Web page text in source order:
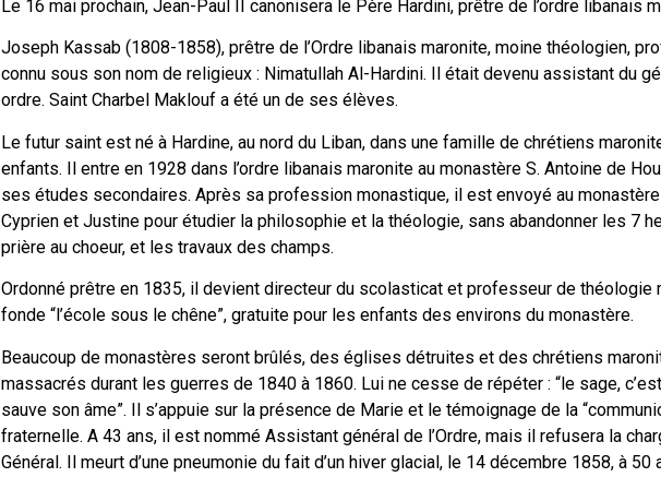
Le 16 mai prochain, Jean-Paul II canonisera le Père Hardini, prêtre de l’ordre libanais
Joseph Kassab (1808-1858), prêtre de l’Ordre libanais maronite, moine théologien,
connu sous son nom de religieux : Nimatullah Al-Hardini. Il était devenu assistant du
ordre. Saint Charbel Maklouf a été un de ses élèves.
Le futur saint est né à Hardine, au nord du Liban, dans une famille de chrétiens
enfants. Il entre en 1928 dans l’ordre libanais maronite au monastère S. Antoine de
ses études secondaires. Après sa profession monastique, il est envoyé au monastère
Cyprien et Justine pour étudier la philosophie et la théologie, sans abandonner les 7
prière au choeur, et les travaux des champs.
Ordonné prêtre en 1835, il devient directeur du scolasticat et professeur de théologie
fonde “l’école sous le chêne”, gratuite pour les enfants des environs du monastère.
Beaucoup de monastères seront brûlés, des églises détruites et des chrétiens
massacrés durant les guerres de 1840 à 1860. Lui ne cesse de répéter : “le sage,
sauve son âme”. Il s’appuie sur la présence de Marie et le témoignage de la
fraternelle. A 43 ans, il est nommé Assistant général de l’Ordre, mais il refusera la
Général. Il meurt d’une pneumonie du fait d’un hiver glacial, le 14 décembre 1858, à 50